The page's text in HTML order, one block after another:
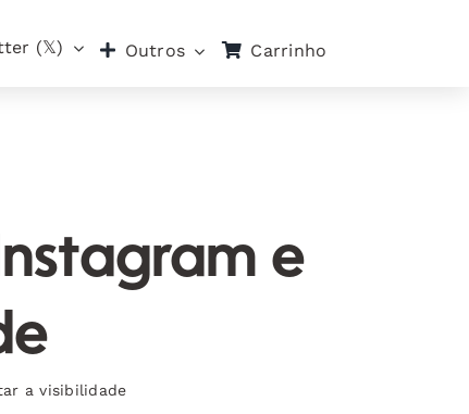
(𝕏) Outros Carrinho
e
a visibilidade